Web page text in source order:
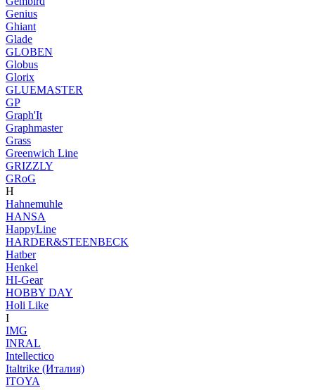
Genius
Ghiant
Glade
GLOBEN
Globus
Glorix
GLUEMASTER
GP
Graph'It
Graphmaster
Grass
Greenwich Line
GRIZZLY
GRoG
H
Hahnemuhle
HANSA
HappyLine
HARDER&STEENBECK
Hatber
Henkel
HI-Gear
HOBBY DAY
Holi Like
I
IMG
INRAL
Intellectico
Italtrike (Италия)
ITOYA